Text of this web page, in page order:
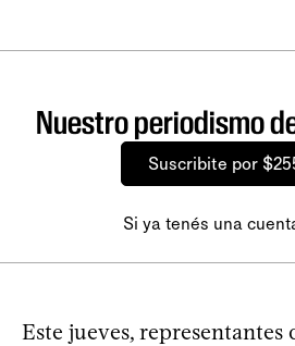
Nuestro periodismo
Suscribite por
Si ya tenés una
Este jueves,